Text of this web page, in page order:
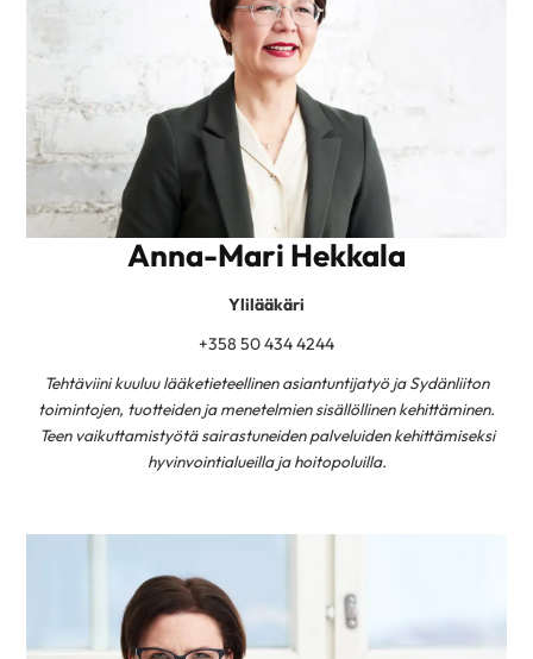
Anna-Mari Hekkala
Ylilääkäri
+358 50 434 4244
Tehtäviini kuuluu lääketieteellinen asiantuntijatyö ja Sydänliiton
toimintojen, tuotteiden ja menetelmien sisällöllinen kehittäminen.
Teen vaikuttamistyötä sairastuneiden palveluiden kehittämiseksi
hyvinvointialueilla ja hoitopoluilla.